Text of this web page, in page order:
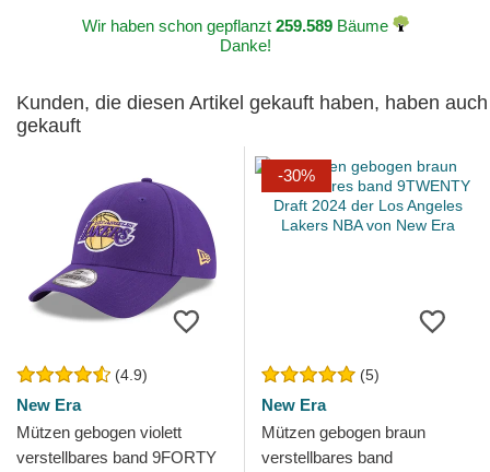
Wir haben schon gepflanzt 259.589Bäume
Danke!
Kunden, die diesen Artikel gekauft haben, haben auch
gekauft
(4.9)
New Era
Mützen gebogen violett
verstellbares band 9FORTY
-30%
(5)
New Era
Mützen gebogen braun
verstellbares band